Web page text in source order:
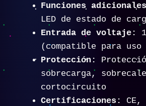
Funciones
LED de estado de
Entrada de voltaje:
(compatible para
Protección:
sobrecarga,
cortocircuito
Certificaciones:
CE,